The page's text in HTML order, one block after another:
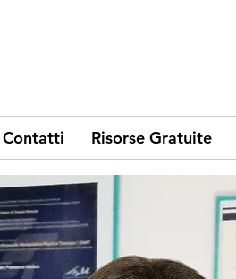
Contatti Risorse Gratuite